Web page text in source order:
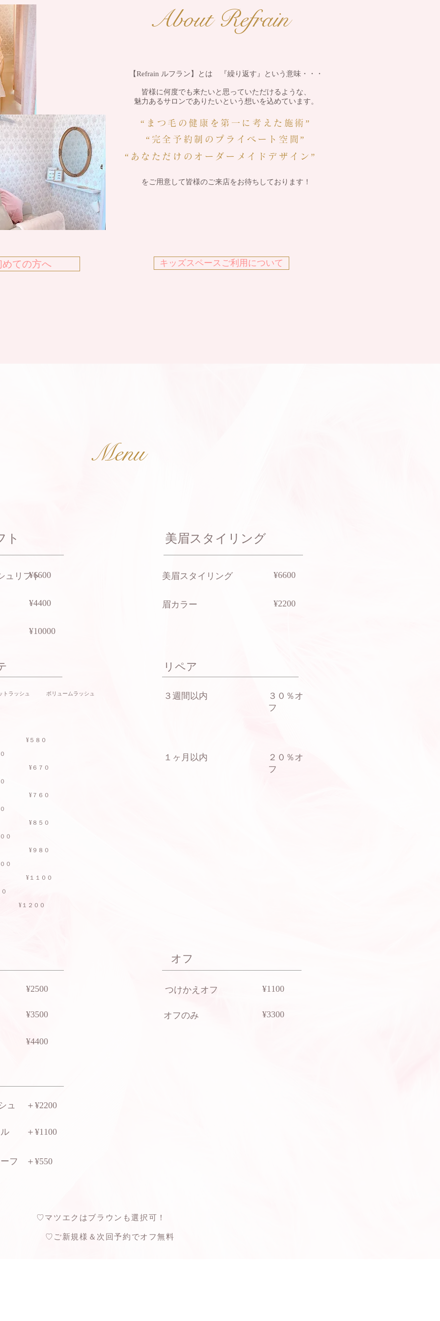
めての方へ
About Refrain
【Refrain ルフラン】とは 『繰り返す』という意味・・・
皆様に何度でも来たいと思っていただけるような、
魅力あるサロンでありたいという想いを込めています。
“まつ毛の健康を第一に考えた施術”
“完全予約制のプライベート空間”
“あなただけのオーダーメイドデザイン”
をご用意して皆様のご来店をお待ちしております！
キッズスペースご利用について
Menu
ト​
ュリフト​¥6600
​¥4400
​¥10000
ラッシュ ボリュームラッシュ
¥５８０
¥６７０
¥７６０
¥８５０
９８０
¥１１００
¥１２００
¥2500
​¥3500
​¥4400
​美眉スタイリング
​美眉スタイリング ​¥6600
​眉カラー ​¥2200
​リペア
​３週間以内
​３０％オ
フ
１ヶ月以内
​２０％オ
フ
オフ
​つけかえオフ ​¥1100
​オフのみ ​¥3300
​＋¥2200
ュ
​＋¥1100
フ ​＋¥550
♡マツエクはブラウンも選択可！
♡ご新規様＆次回予約でオフ無料